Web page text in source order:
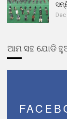
ଆମ ସହ ଯୋଡି